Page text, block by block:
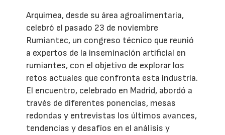
Arquimea, desde su área agroalimentaria,
celebró el pasado 23 de noviembre
Rumiantec, un congreso técnico que reunió
a expertos de la inseminación artificial en
rumiantes, con el objetivo de explorar los
retos actuales que confronta esta industria.
El encuentro, celebrado en Madrid, abordó a
través de diferentes ponencias, mesas
redondas y entrevistas los últimos avances,
tendencias y desafíos en el análisis y